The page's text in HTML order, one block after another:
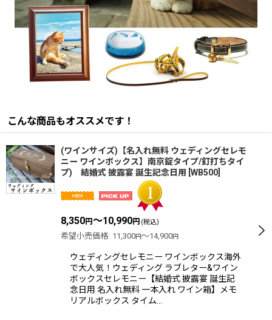
こんな商品もオススメです！
(ワインサイズ)【名入れ無料 ウェディングセレモ
ニー ワインボックス】南京錠タイプ/釘打ちタイ
プ) 結婚式 披露宴 誕生記念日用 WB500
8,350円～10,990円 (税込)
希望小売価格: 11,300円～14,900円
ウェディングセレモニー ワインボックス海外
で大人気！ウェディング ラブレター&ワイン
ボックスセレモニー【結婚式 披露宴 誕生記
念日用 名入れ無料 一本入れ ワイン箱】メモ
リアルボックス タイム…